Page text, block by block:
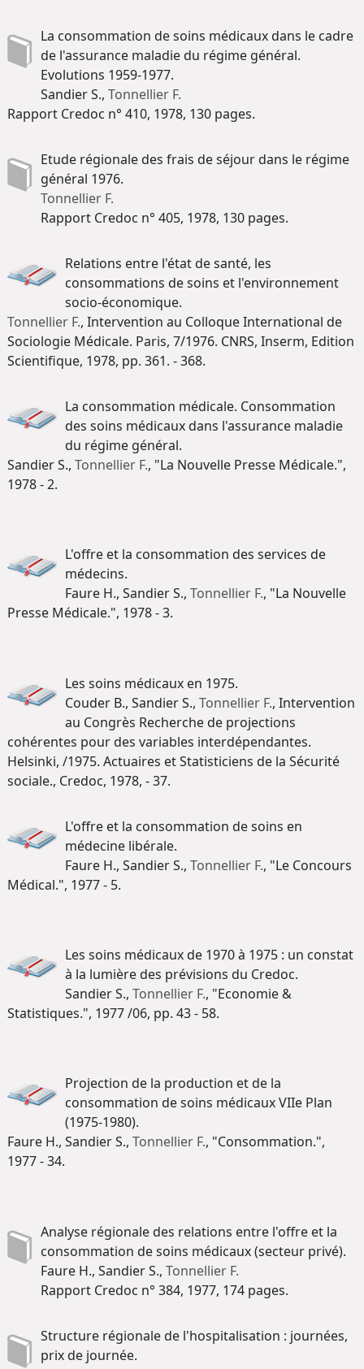
La consommation de soins médicaux dans le cadre
de l'assurance maladie du régime général.
Evolutions 1959-1977.
Sandier S., Tonnellier F.
Rapport Credoc n° 410, 1978, 130 pages.
Etude régionale des frais de séjour dans le régime
général 1976.
Tonnellier F.
Rapport Credoc n° 405, 1978, 130 pages.
Relations entre l'état de santé, les
consommations de soins et l'environnement
socio-économique.
Tonnellier F., Intervention au Colloque International de
Sociologie Médicale. Paris, 7/1976. CNRS, Inserm, Edition
Scientifique, 1978, pp. 361. - 368.
La consommation médicale. Consommation
des soins médicaux dans l'assurance maladie
du régime général.
Sandier S., Tonnellier F., "La Nouvelle Presse Médicale.",
1978 - 2.
L'offre et la consommation des services de
médecins.
Faure H., Sandier S., Tonnellier F., "La Nouvelle
Presse Médicale.", 1978 - 3.
Les soins médicaux en 1975.
Couder B., Sandier S., Tonnellier F., Intervention
au Congrès Recherche de projections
cohérentes pour des variables interdépendantes.
Helsinki, /1975. Actuaires et Statisticiens de la Sécurité
sociale., Credoc, 1978, - 37.
L'offre et la consommation de soins en
médecine libérale.
Faure H., Sandier S., Tonnellier F., "Le Concours
Médical.", 1977 - 5.
Les soins médicaux de 1970 à 1975 : un constat
à la lumière des prévisions du Credoc.
Sandier S., Tonnellier F., "Economie &
Statistiques.", 1977 /06, pp. 43 - 58.
Projection de la production et de la
consommation de soins médicaux VIIe Plan
(1975-1980).
Faure H., Sandier S., Tonnellier F., "Consommation.",
1977 - 34.
Analyse régionale des relations entre l'offre et la
consommation de soins médicaux (secteur privé).
Faure H., Sandier S., Tonnellier F.
Rapport Credoc n° 384, 1977, 174 pages.
Structure régionale de l'hospitalisation : journées,
prix de journée.